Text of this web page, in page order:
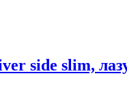
side slim,